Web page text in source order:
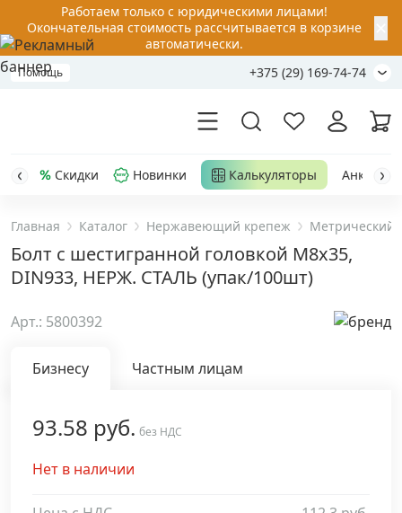
Работаем только с юридическими лицами!
Окончательная стоимость рассчитывается в корзине
автоматически.
Помощь +375 (29) 169-74-74
Акции
Распродажа
Уценка
Анкерная техника
Дюбельная техника
Скидки Новинки Калькуляторы Анкер-
Главная Каталог Нержавеющий крепеж Метрический
Болт с шестигранной головкой M8х35,
DIN933, НЕРЖ. СТАЛЬ (упак/100шт)
Арт.: 5800392
Бизнесу Частным лицам
93.58 руб. без НДС
Нет в наличии